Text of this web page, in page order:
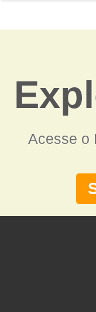
Acesse o